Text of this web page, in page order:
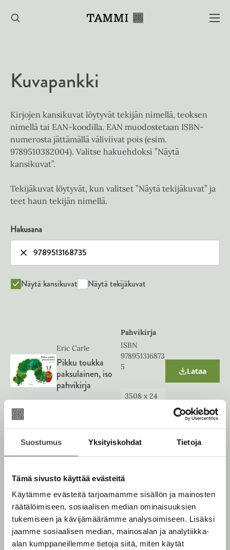
Suostumus Yksityiskohdat Tietoja
Tämä sivusto käyttää evästeitä
Käytämme evästeitä tarjoamamme sisällön ja mainosten
räätälöimiseen, sosiaalisen median ominaisuuksien
tukemiseen ja kävijämäärämme analysoimiseen. Lisäksi
jaamme sosiaalisen median, mainosalan ja analytiikka-
alan kumppaneillemme tietoja siitä, miten käytät
sisältöön
Kuvapankki
Kirjojen kansikuvat löytyvät tekijän nimellä, teoksen
nimellä tai EAN-koodilla. EAN muodostetaan ISBN-
numerosta jättämällä väliviivat pois (esim.
9789510382004). Valitse hakuehdoksi ”Näytä
kansikuvat”.
Tekijäkuvat löytyvät, kun valitset ”Näytä tekijäkuvat” ja
teet haun tekijän nimellä.
Hakusana
Näytä kansikuvat Näytä tekijäkuvat
Eric Carle
Pikku toukka
paksulainen, iso
pahvikirja
Pahvikirja
ISBN
978951316873
5
3508 x24
O
p
n
s
i
e
Lataa